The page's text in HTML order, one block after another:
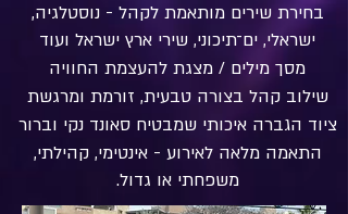
בחירת שירים מותאמת לקהל - נוסטלגיה,
ישראלי, ים־תיכוני, שירי ארץ ישראל ועוד
מסך מילים / מצגת להעצמת החוויה
שילוב קהל בצורה טבעית, זורמת ומרגשת
ציוד הגברה איכותי שמבטיח סאונד נקי וברור
התאמה מלאה לאירוע - אינטימי, קהילתי,
משפחתי או גדול​.